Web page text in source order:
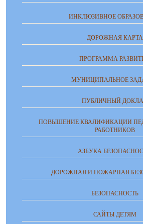
ИНКЛЮЗИВНОЕ
ДОРОЖНАЯ КАРТА
ПРОГРАММА
МУНИЦИПАЛЬНОЕ
ПУБЛИЧНЫЙ
ПОВЫШЕНИЕ КВАЛИФИКАЦИИ
РАБОТНИКОВ
АЗБУКА
ДОРОЖНАЯ И ПОЖАРНАЯ
БЕЗОПАСНОСТЬ
САЙТЫ ДЕТЯМ